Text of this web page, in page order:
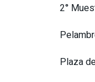
2°
Plaza